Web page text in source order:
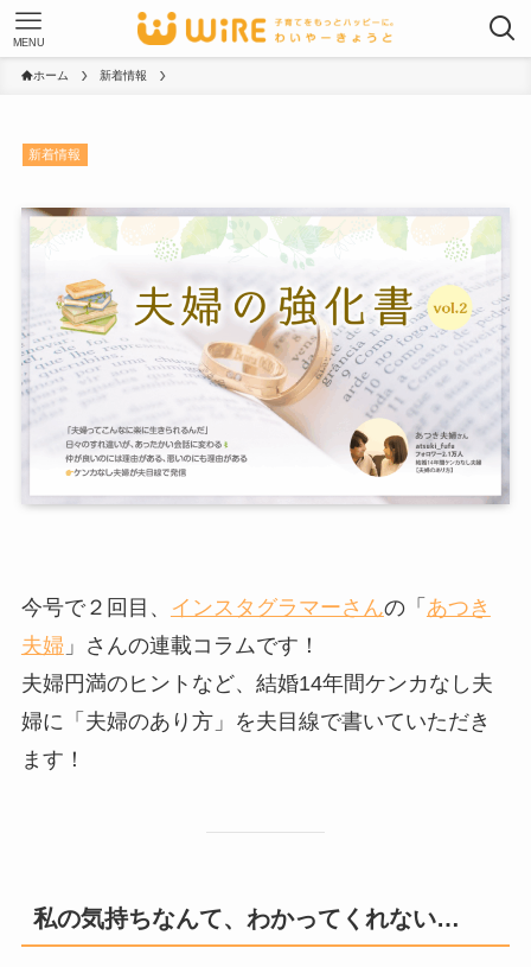
MENU
ホーム 新着情報
新着情報
今号で２回目、 インスタグラマーさんの「 あつき
夫婦 」さんの連載コラムです！
夫婦円満のヒントなど、結婚14年間ケンカなし夫
婦に「夫婦のあり方」を夫目線で書いていただき
ます！
私の気持ちなんて、わかってくれない…